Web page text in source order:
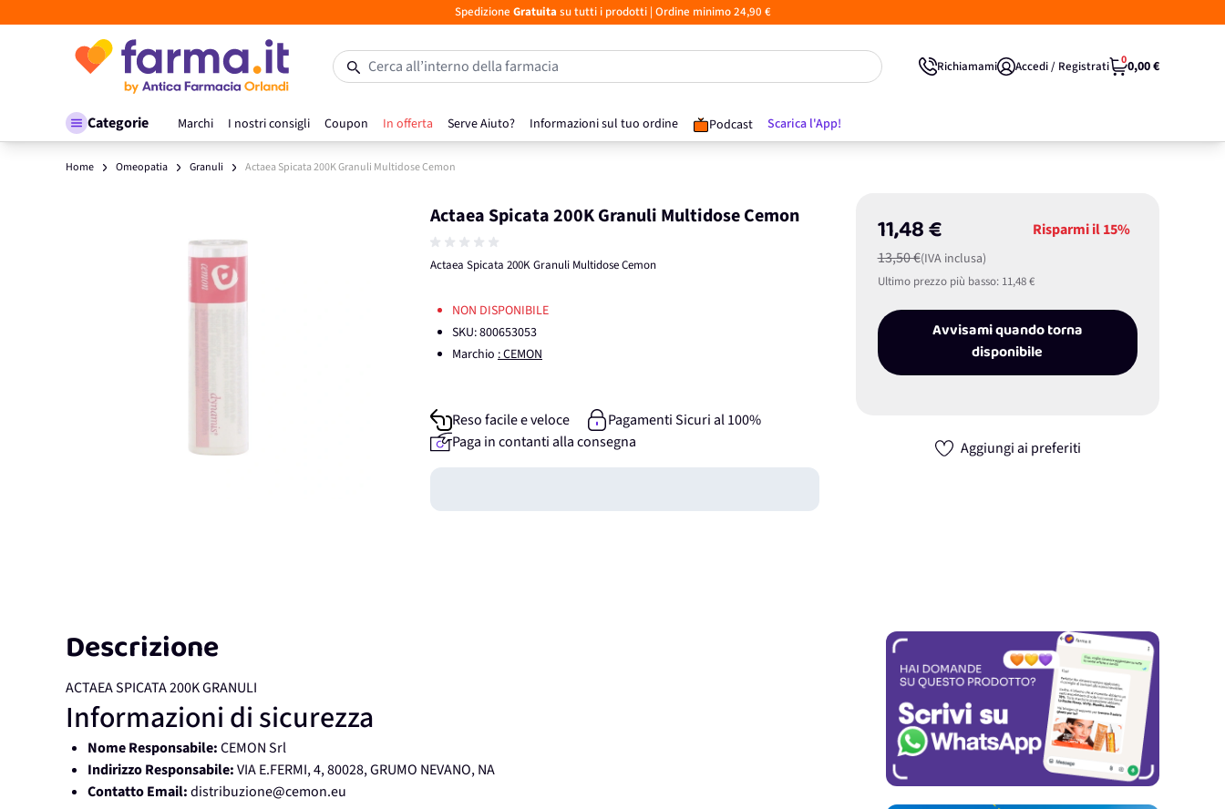
Spedizione Gratuita su tutti i prodotti| Ordine minimo 24,90 €
Salta al contenuto
Categorie Marchi I nostri consigli Coupon In offerta Serve Aiuto? Informazioni sul tuo ordine Podcast Scarica l'App!
Cerca all’interno della farmacia Richiamami Accedi / Registrati 00,00 €
Home Omeopatia Granuli Actaea Spicata 200K Granuli Multidose Cemon
Actaea Spicata 200K Granuli Multidose Cemon
Actaea Spicata 200K Granuli Multidose Cemon
11,48 €
13,50 €(IVA inclusa)
Risparmi il15%
Ultimo prezzo più basso: 11,48 €
Avvisami quando torna
disponibile
Aggiungi ai preferiti
NON DISPONIBILE
SKU:800653053
Marchio : CEMON
Reso facile e veloce
Pagamenti Sicuri al 100%
Paga in contanti alla consegna
Guadagna
Descrizione
ACTAEA SPICATA 200K GRANULI
Informazioni di sicurezza
Nome Responsabile:CEMON Srl
Indirizzo Responsabile:VIA E.FERMI, 4, 80028, GRUMO NEVANO, NA
Contatto Email:distribuzione@cemon.eu